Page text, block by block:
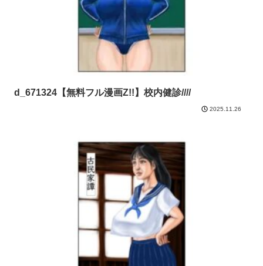
d_671324【無料フル漫画Z!!】校内健診////
2025.11.26